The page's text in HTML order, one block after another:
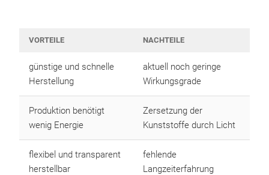
VORTEILE NACHTEILE
günstige und schnelle
Herstellung
aktuell noch geringe
Wirkungsgrade
Produktion benötigt
wenig Energie
Zersetzung der
Kunststoffe durch Licht
flexibel und transparent
herstellbar
fehlende
Langzeiterfahrung